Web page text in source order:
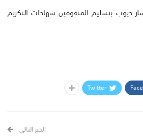
ديوب بتسليم المتفوقين شهادات التكريم
Twitter
الخبر التالي